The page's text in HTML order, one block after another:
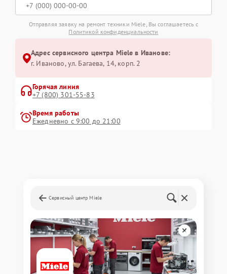
Отправляя заявку на ремонт техники Miele, Вы соглашаетесь с
Политикой конфиденциальности
Адрес сервисного центра Miele в Иванове:
г. Иваново, ул. Багаева, 14, корп. 2
Горячая линия
+7 (800) 301-55-83
Время работы
Ежедневно с 9:00 до 21:00
Сервисный центр Miele